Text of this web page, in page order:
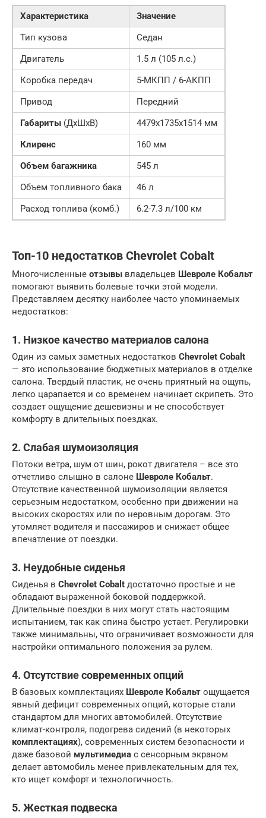
Характеристика
Значение
Тип кузова
Седан
Двигатель
1.5 л (105 л.с.)
Коробка передач
5-МКПП / 6-АКПП
Привод
Передний
Габариты (ДхШхВ)
4479х1735х1514 мм
Клиренс
160 мм
Объем багажника
545 л
Объем топливного бака
46 л
Расход топлива (комб.)
6.2-7.3 л/100 км
Топ-10 недостатков Chevrolet Cobalt
Многочисленные отзывы владельцев Шевроле Кобальт
помогают выявить болевые точки этой модели.
Представляем десятку наиболее часто упоминаемых
недостатков:
1. Низкое качество материалов салона
Один из самых заметных недостатков Chevrolet Cobalt
— это использование бюджетных материалов в отделке
салона. Твердый пластик, не очень приятный на ощупь,
легко царапается и со временем начинает скрипеть. Это
создает ощущение дешевизны и не способствует
комфорту в длительных поездках.
2. Слабая шумоизоляция
Потоки ветра, шум от шин, рокот двигателя – все это
отчетливо слышно в салоне Шевроле Кобальт.
Отсутствие качественной шумоизоляции является
серьезным недостатком, особенно при движении на
высоких скоростях или по неровным дорогам. Это
утомляет водителя и пассажиров и снижает общее
впечатление от поездки.
3. Неудобные сиденья
Сиденья в Chevrolet Cobalt достаточно простые и не
обладают выраженной боковой поддержкой.
Длительные поездки в них могут стать настоящим
испытанием, так как спина быстро устает. Регулировки
также минимальны, что ограничивает возможности для
настройки оптимального положения за рулем.
4. Отсутствие современных опций
В базовых комплектациях Шевроле Кобальт ощущается
явный дефицит современных опций, которые стали
стандартом для многих автомобилей. Отсутствие
климат-контроля, подогрева сидений (в некоторых
комплектациях), современных систем безопасности и
даже базовой мультимедиа с сенсорным экраном
делает автомобиль менее привлекательным для тех,
кто ищет комфорт и технологичность.
5. Жесткая подвеска